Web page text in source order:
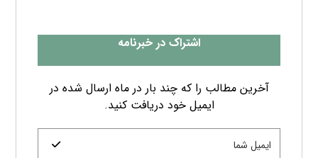
اشتراک در خبرنامه
آخرین مطالب را که چند بار در ماه ارسال شده در
ایمیل خود دریافت کنید.